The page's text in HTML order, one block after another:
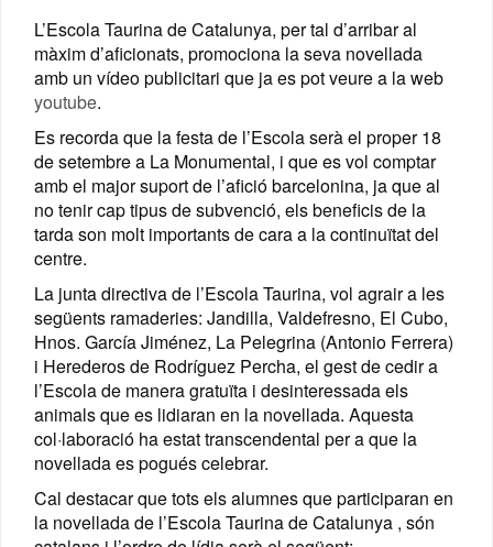
L’Escola Taurina de Catalunya, per tal d’arribar al
màxim d’aficionats, promociona la seva novellada
amb un vídeo publicitari que ja es pot veure a la web
youtube.
Es recorda que la festa de l’Escola serà el proper 18
de setembre a La Monumental, i que es vol comptar
amb el major suport de l’afició barcelonina, ja que al
no tenir cap tipus de subvenció, els beneficis de la
tarda son molt importants de cara a la continuïtat del
centre.
La junta directiva de l’Escola Taurina, vol agrair a les
següents ramaderies: Jandilla, Valdefresno, El Cubo,
Hnos. García Jiménez, La Pelegrina (Antonio Ferrera)
i Herederos de Rodríguez Percha, el gest de cedir a
l’Escola de manera gratuïta i desinteressada els
animals que es lidiaran en la novellada. Aquesta
col·laboració ha estat transcendental per a que la
novellada es pogués celebrar.
Cal destacar que tots els alumnes que participaran en
la novellada de l’Escola Taurina de Catalunya , són